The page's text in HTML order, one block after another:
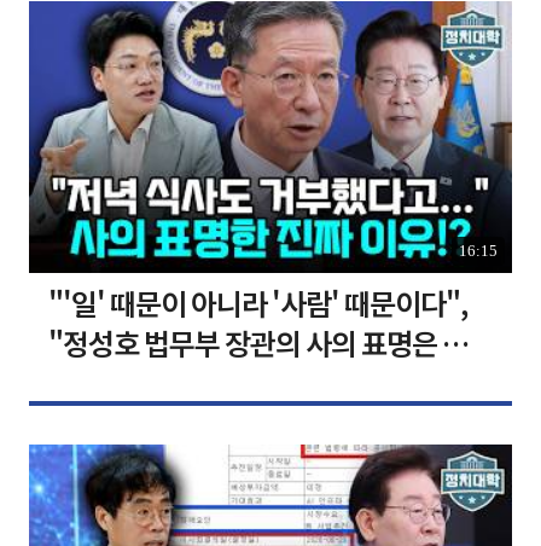
16:15
"'일' 때문이 아니라 '사람' 때문이다",
"정성호 법무부 장관의 사의 표명은 이재